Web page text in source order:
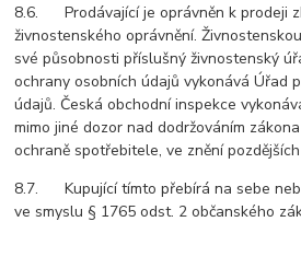
8.6. Prodávající je oprávněn k prodeji
živnostenského oprávnění.
své působnosti příslušný živnostenský
ochrany osobních údajů vykonává Úřad
údajů. Česká obchodní inspekce
mimo jiné dozor nad dodržováním
ochraně spotřebitele, ve znění
8.7. Kupující tímto přebírá na sebe
ve smyslu § 1765 odst. 2 občanského